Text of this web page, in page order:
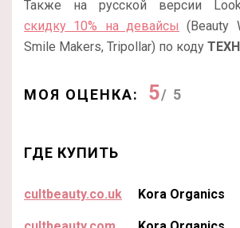
Также на русской версии
скидку 10% на девайсы (Beauty
Smile Makers, Tripollar) по коду
МОЯ ОЦЕНКА: 5/ 5
ГДЕ КУПИТЬ
cultbeauty.co.uk Kora Organics